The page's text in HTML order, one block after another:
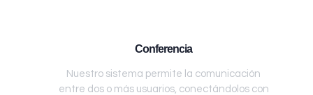
Conferencia
Nuestro sistema permite la comunicación
entre dos o más usuarios, conectándolos con